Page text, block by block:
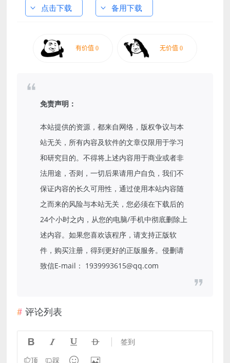
点击下载 备用下载
免责声明：
本站提供的资源，都来自网络，版权争议与本
站无关，所有内容及软件的文章仅限用于学习
和研究目的。不得将上述内容用于商业或者非
法用途，否则，一切后果请用户自负，我们不
保证内容的长久可用性，通过使用本站内容随
之而来的风险与本站无关，您必须在下载后的
24个小时之内，从您的电脑/手机中彻底删除上
述内容。如果您喜欢该程序，请支持正版软
件，购买注册，得到更好的正版服务。侵删请
致信E-mail： 1939993615@qq.com
评论列表
    签到
顶 踩  